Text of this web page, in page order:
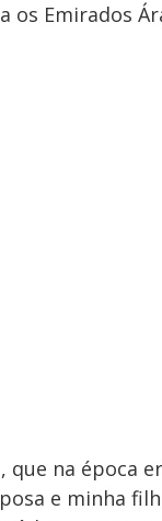
os Emirados
na época
e minha